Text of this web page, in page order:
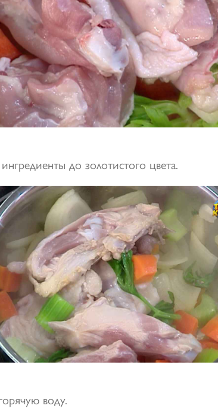
до золотистого цвета.
воду.